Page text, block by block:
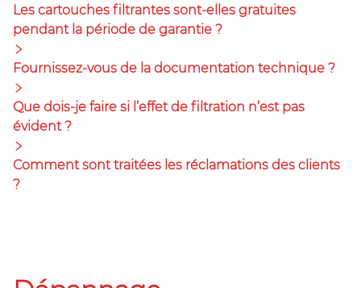
Les cartouches filtrantes sont-elles gratuites
pendant la période de garantie ?
Fournissez-vous de la documentation technique ?
Que dois-je faire si l’effet de filtration n’est pas
évident ?
Comment sont traitées les réclamations des clients
?